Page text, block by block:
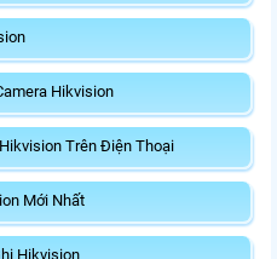
Hikvision
Trên Điện Thoại
Mới Nhất
Hikvision